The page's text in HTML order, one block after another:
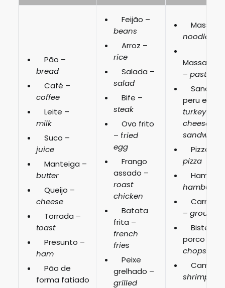
Pão –
bread
Café –
coffee
Leite –
milk
Suco –
juice
Manteiga –
butter
Queijo –
cheese
Torrada –
toast
Presunto –
ham
Pão de
forma fatiado
Feijão –
beans
Arroz –
rice
Salada –
salad
Bife –
steak
Ovo frito
– fried
egg
Frango
assado –
roast
chicken
Batata
frita –
french
fries
Peixe
grelhado –
grilled
Massa
noodles
Massa/
– pasta
peru e
turkey and
cheese
sandwich
Pizza –
pizza
Carne
– ground
Bisteca
porco –
chops
shrimp